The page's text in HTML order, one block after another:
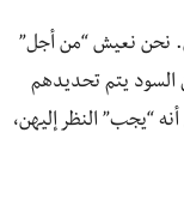
نحن نعيش “من أجل”
السود يتم تحديدهم
“يجب” النظر إليهن،